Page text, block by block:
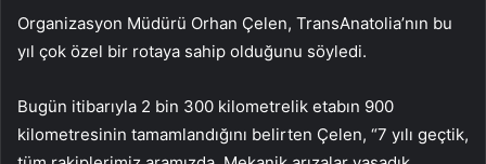
Organizasyon Müdürü Orhan Çelen, TransAnatolia’nın bu
yıl çok özel bir rotaya sahip olduğunu söyledi.
Bugün itibarıyla 2 bin 300 kilometrelik etabın 900
kilometresinin tamamlandığını belirten Çelen, “7 yılı geçtik,